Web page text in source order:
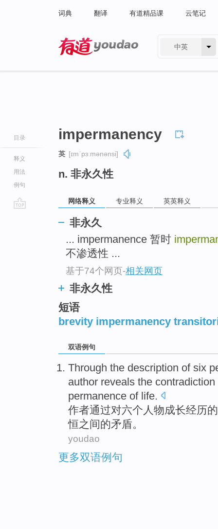
词典 翻译 有道精品课 云笔记
中英
目录
释义
用法
例句
impermanency
英 [ɪmˈpɜːmənənsi]
n. 非永久性
网络释义 专业释义 英英释义
非永久
... impermanence 暂时
不渗透性 ...
基于74个网页-相关网页
非永久性
短语
brevity impermanency
双语例句
Through the description of six
author reveals the contradiction
permanence oflife.
作者通过对六个 人物成长经历的
恒之间的矛盾。
youdao
更多双语例句